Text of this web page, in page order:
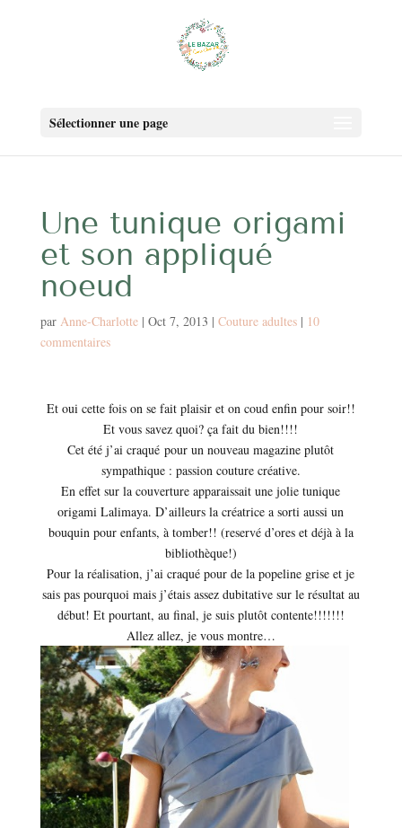
Sélectionner une page
Une tunique origami
et son appliqué
noeud
par Anne-Charlotte| Oct 7, 2013 | Couture adultes| 10
commentaires
Et oui cette fois on se fait plaisir et on coud enfin pour soir!!
Et vous savez quoi? ça fait du bien!!!!
Cet été j’ai craqué pour un nouveau magazine plutôt
sympathique : passion couture créative.
En effet sur la couverture apparaissait une jolie tunique
origami Lalimaya. D’ailleurs la créatrice a sorti aussi un
bouquin pour enfants, à tomber!! (reservé d’ores et déjà à la
bibliothèque!)
Pour la réalisation, j’ai craqué pour de la popeline grise et je
sais pas pourquoi mais j’étais assez dubitative sur le résultat au
début! Et pourtant, au final, je suis plutôt contente!!!!!!!
Allez allez, je vous montre…